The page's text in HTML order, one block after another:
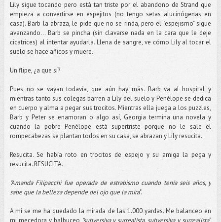
Lily sigue tocando pero está tan triste por el abandono de Strand que
empieza a convertirse en espejitos (no tengo setas alucinógenas en
casa). Barb la abraza, le pide que no se rinda, pero el "espejismo" sigue
avanzando... Barb se pincha (sin clavarse nada en la cara que le deje
cicatrices) al intentar ayudarla. Llena de sangre, ve cómo Lily al tocar el
suelo se hace añicos y muere.
Un flipe, ¿a que sí?
Pues no se vayan todavía, que aún hay más. Barb va al hospital y
mientras tanto sus colegas barren a Lily del suelo y Penélope se dedica
en cuerpo y alma a pegar sus trocitos. Mientras ella juega a los puzzles,
Barb y Peter se enamoran o algo así, Georgia termina una novela y
cuando la pobre Penélope está supertriste porque no le sale el
rompecabezas se plantan todos en su casa, se abrazan y Lily resucita.
Resucita. Se había roto en trocitos de espejo y su amiga la pega y
resucita. RESUCITA.
"Amanda Filipacchi fue operada de estrabismo cuando tenía seis años, y
sabe que la belleza depende del ojo que la mira".
A mí se me ha quedado la mirada de las 1.000 yardas. Me balanceo en